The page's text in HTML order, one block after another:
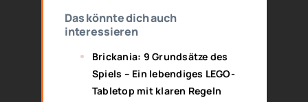
Das könnte dich auch
interessieren
Brickania: 9 Grundsätze des
Spiels – Ein lebendiges LEGO-
Tabletop mit klaren Regeln